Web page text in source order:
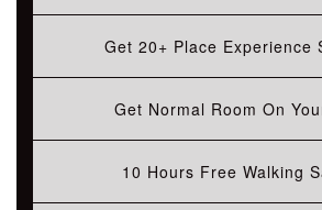
Get 20+ Place Experience
Get Normal Room On
10 Hours Free Walking